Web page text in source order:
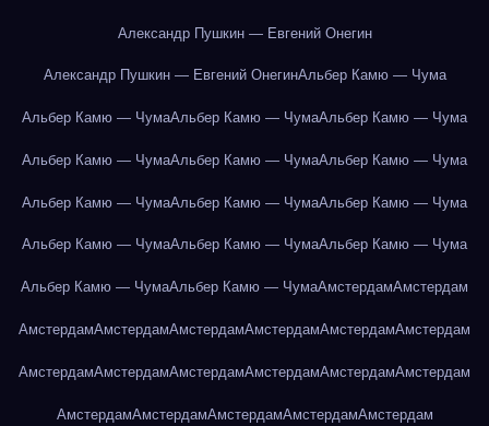
Александр Пушкин — Евгений Онегин
Александр Пушкин — Евгений ОнегинАльбер Камю — Чума
Альбер Камю — ЧумаАльбер Камю — ЧумаАльбер Камю — Чума
Альбер Камю — ЧумаАльбер Камю — ЧумаАльбер Камю — Чума
Альбер Камю — ЧумаАльбер Камю — ЧумаАльбер Камю — Чума
Альбер Камю — ЧумаАльбер Камю — ЧумаАльбер Камю — Чума
Альбер Камю — ЧумаАльбер Камю — ЧумаАмстердамАмстердам
АмстердамАмстердамАмстердамАмстердамАмстердамАмстердам
АмстердамАмстердамАмстердамАмстердамАмстердамАмстердам
АмстердамАмстердамАмстердамАмстердамАмстердам